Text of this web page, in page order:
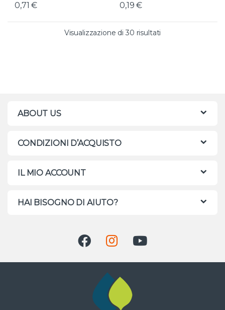
0,71€ 0,19€
Visualizzazione di 30 risultati
ABOUT US
CONDIZIONI D’ACQUISTO
IL MIO ACCOUNT
HAI BISOGNO DI AIUTO?